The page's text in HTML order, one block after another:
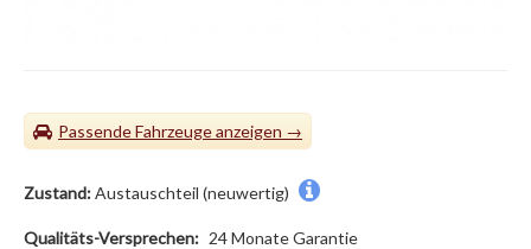
Passende Fahrzeuge
Zustand:Austauschteil (neuwertig)
Qualitäts-Versprechen: 24 Monate Garantie